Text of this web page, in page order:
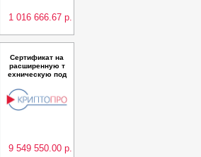
1 016 666.67 р.
Сертификат на
расширенную т
ехническую под
стоверяющий ц
ентр КриптоПро
УЦ" версии 2.0
9 549 550.00 р.